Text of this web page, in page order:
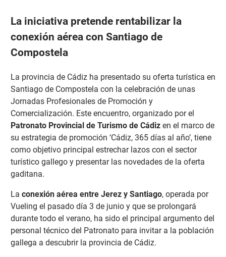
La iniciativa pretende rentabilizar la
conexión aérea con Santiago de
Compostela
La provincia de Cádiz ha presentado su oferta turística en
Santiago de Compostela con la celebración de unas
Jornadas Profesionales de Promoción y
Comercialización. Este encuentro, organizado por el
Patronato Provincial de Turismo de Cádizen el marco de
su estrategia de promoción ‘Cádiz, 365 días al año’, tiene
como objetivo principal estrechar lazos con el sector
turístico gallego y presentar las novedades de la oferta
gaditana.
La conexión aérea entre Jerez y Santiago, operada por
Vueling el pasado día 3 de junio y que se prolongará
durante todo el verano, ha sido el principal argumento del
personal técnico del Patronato para invitar a la población
gallega a descubrir la provincia de Cádiz.